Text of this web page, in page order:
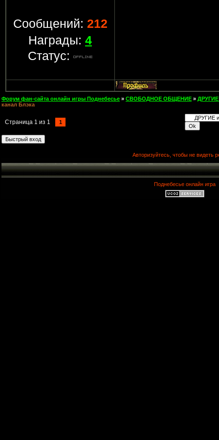
Сообщений: 212
Награды: 4
Статус:
Форум фан-сайта онлайн игры Поднебесье » СВОБОДНОЕ ОБЩЕНИЕ »
канал Блэка
Страница 1 из 1 1
Авторизуйтесь, чтобы не видеть
Поднебесье онлайн игра